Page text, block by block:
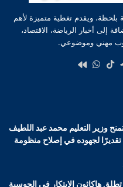
ويقدم تغطية متميزة لأهم
إلى أخبار الرياضة، الاقتصاد،
مهني وموضوعي.
تيلقرام‫TikTokواتساب
وزير التعليم محمد عبد اللطيف
تقديرًا لجهوده في إصلاح منظومة
هاكاثون الابتكار في الحوسبة